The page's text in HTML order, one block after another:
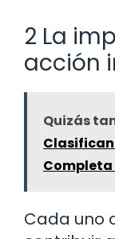
2 La
acción
Quizás
Clasifican
Cada uno